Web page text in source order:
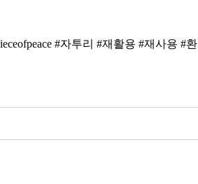
#자투리 #재활용 #재사용 #